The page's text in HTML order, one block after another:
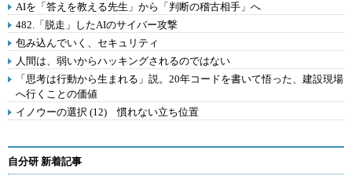
AIを「答えを教える先生」から「判断の稽古相手」へ
482.「脱走」したAIのサイバー攻撃
包み込んでいく、セキュリティ
人間は、弱いからハッキングされるのではない
「思考は行動から生まれる」説。20年コードを書いて悟った、建設現場
へ行くことの価値
イノウーの選択 (12) 慣れない立ち位置
自分研 新着記事